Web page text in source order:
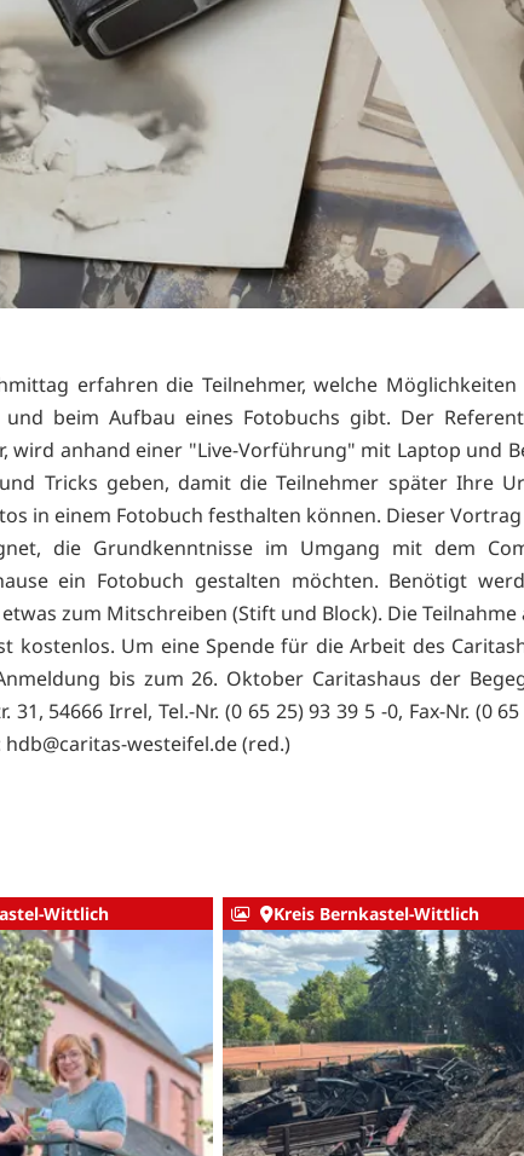
erfahren die Teilnehmer, welche Möglichkeiten
beim Aufbau eines Fotobuchs gibt. Der
wird anhand einer "Live-Vorführung" mit Laptop und
Tricks geben, damit die Teilnehmer später Ihre
in einem Fotobuch festhalten können. Dieser
die Grundkenntnisse im Umgang mit dem
ein Fotobuch gestalten möchten. Benötigt
zum Mitschreiben (Stift und Block). Die Teilnahme
kostenlos. Um eine Spende für die Arbeit des
bis zum 26. Oktober Caritashaus der
31, 54666 Irrel, Tel.-Nr. (0 65 25) 93 39 5 -0, Fax-Nr. (0
hdb@caritas-westeifel.de (red.)
Wittlich Kreis Bernkastel-Wittlich